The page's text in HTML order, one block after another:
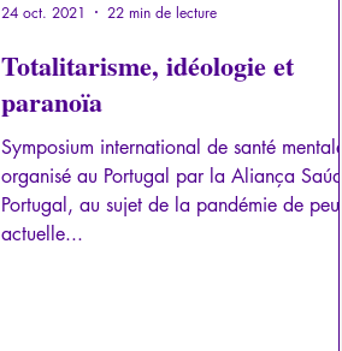
Totalitarisme, idéologie et
paranoïa
Symposium international de santé mentale
organisé au Portugal par la Aliança Saúde
Portugal, au sujet de la pandémie de peur
actuelle...
24 oct. 2021 22 min de lecture